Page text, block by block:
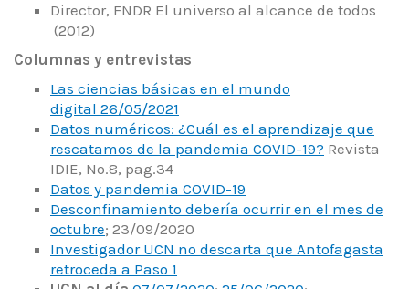
Director, FNDR El universo al alcance de todos
(2012)
Columnas y entrevistas
Las ciencias básicas en el mundo
digital 26/05/2021
Datos numéricos: ¿Cuál es el aprendizaje que
rescatamos de la pandemia COVID-19? Revista
IDIE, No.8, pag.34
Datos y pandemia COVID-19
Desconfinamiento debería ocurrir en el mes de
octubre; 23/09/2020
Investigador UCN no descarta que Antofagasta
retroceda a Paso 1